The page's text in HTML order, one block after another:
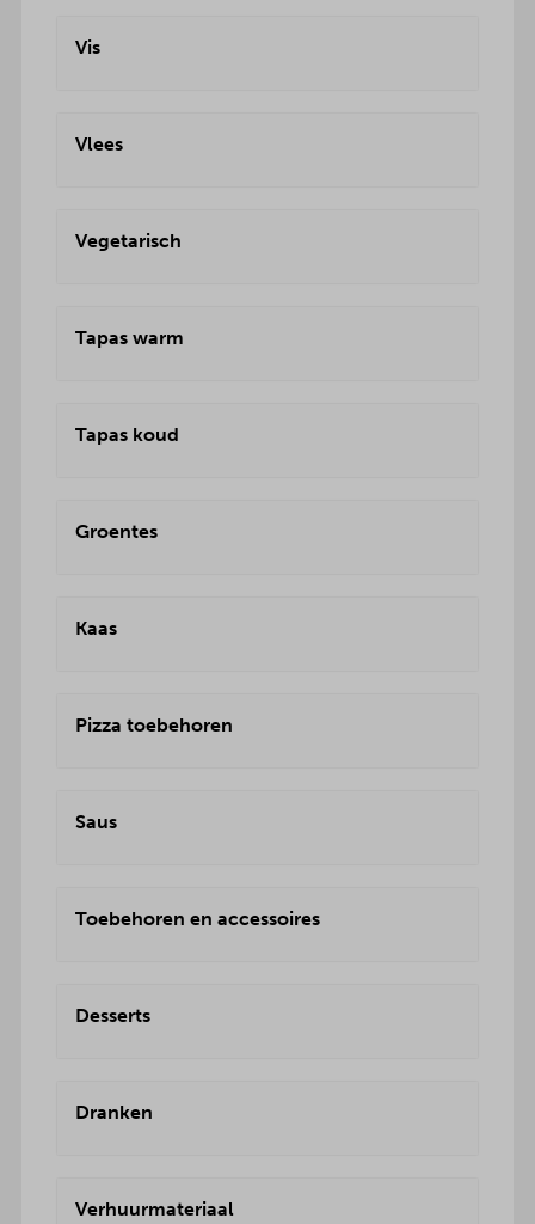
Vis
Vlees
Vegetarisch
Tapas warm
Tapas koud
Groentes
Kaas
Pizza toebehoren
Saus
Toebehoren en accessoires
Desserts
Dranken
Verhuurmateriaal